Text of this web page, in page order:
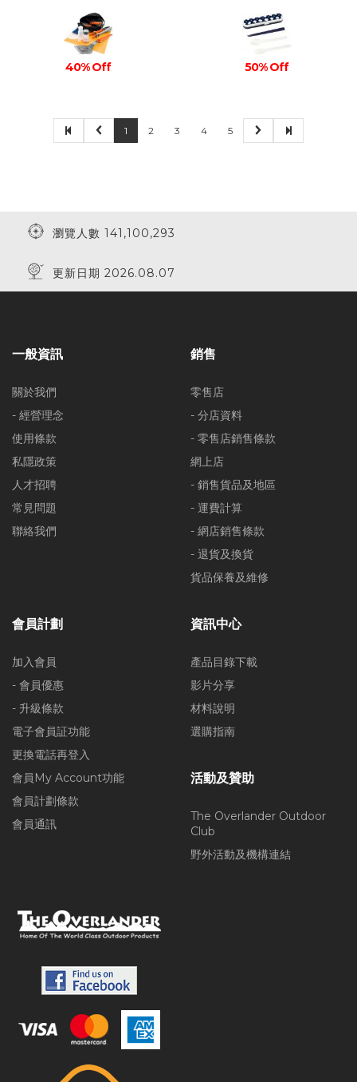
40% Off 50% Off
1 2 3 4 5
瀏覽人數 141,100,293
更新日期 2026.08.07
一般資訊
關於我們
- 經營理念
使用條款
私隱政策
人才招聘
常見問題
聯絡我們
銷售
零售店
- 分店資料
- 零售店銷售條款
網上店
- 銷售貨品及地區
- 運費計算
- 網店銷售條款
- 退貨及換貨
貨品保養及維修
會員計劃
加入會員
- 會員優惠
- 升級條款
電子會員証功能
更換電話再登入
會員My Account功能
會員計劃條款
會員通訊
資訊中心
產品目錄下載
影片分享
材料說明
選購指南
活動及贊助
The Overlander Outdoor
Club
野外活動及機構連結